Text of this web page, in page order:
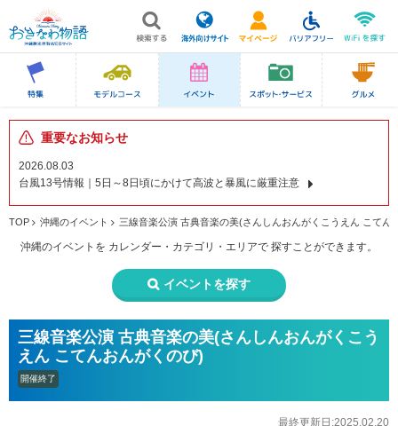
重要なお知らせ
2026.08.03
台風13号情報｜5日～8日頃にかけて高波と暴風に厳重注意
TOP 沖縄のイベント 三線音楽公演 古典音楽の美(さんしんおんがくこうえん こてん
沖縄のイベントを カレンダー・カテゴリ・エリアで 探すことができます。
イベントを探す
三線音楽公演 古典音楽の美(さんしんおんがくこう
えん こてんおんがくのび)
開催終了
最終更新日:2025.02.20